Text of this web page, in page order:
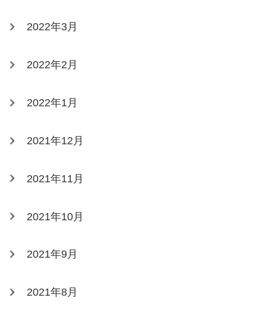
2022年3月
2022年2月
2022年1月
2021年12月
2021年11月
2021年10月
2021年9月
2021年8月